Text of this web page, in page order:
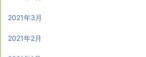
2021年3月
2021年2月